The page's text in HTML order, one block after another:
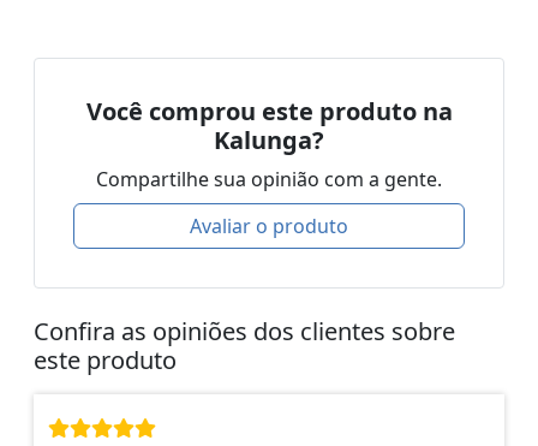
Você comprou este produto na
Kalunga?
Compartilhe sua opinião com a gente.
Avaliar o produto
Confira as opiniões dos clientes sobre
este produto